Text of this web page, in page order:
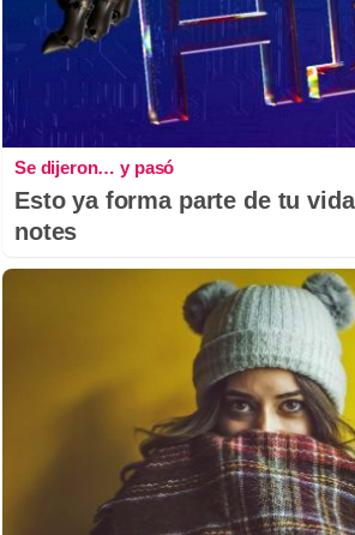
Se dijeron… y pasó
Esto ya forma parte de tu
notes